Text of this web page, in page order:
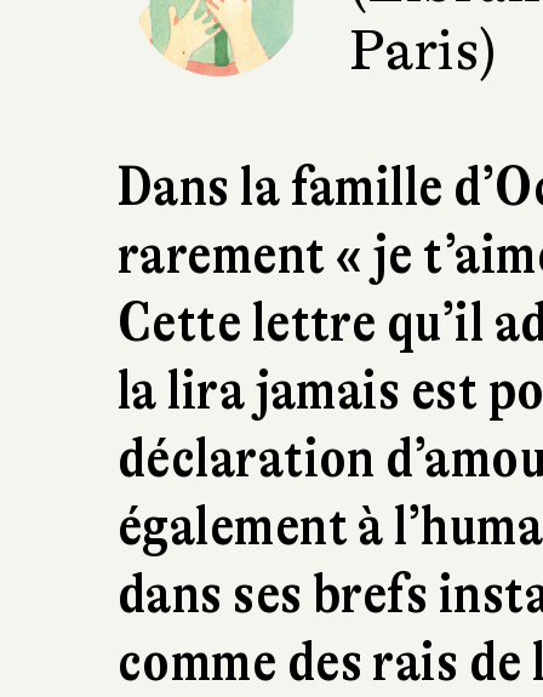
Paris)
Dans la famille
rarement « je
Cette lettre qu’il
la lira jamais est
déclaration
également à
dans ses brefs
comme des rais